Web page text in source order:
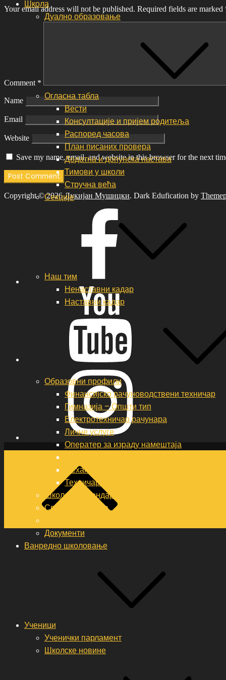
Школа
Дуално образовање
Огласна табла
Вести
Консултације и пријем родитеља
Распоред часова
План писаних провера
Додатна и допунска настава
Тимови у школи
Стручна већа
Секције
Наш тим
Ненаставни кадар
Наставни кадар
Образовни профили
Финансијско рачуноводствени техничар
Гимназија – Општи тип
Електротехничар рачунара
Личне услуге
Оператер за израду намештаја
Механичар моторних возила
Техничар заштите од пожара
Школски календар
Списак уџбеника
Документи
Ванредно школовање
Ученици
Ученички парламент
Школске новине
Your email address will not be published. Required fields are marked
Comment *
Name
Email
Website
Save my name, email, and website in this browser for the next
Copyright © 2026Лукијан Мушицки. Dark Edufication by